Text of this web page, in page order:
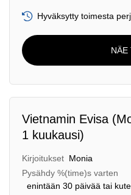
Hyväksytty toimesta
NÄE
Vietnamin Evisa
1 kuukausi)
Kirjoitukset Monia
Pysähdy %(time)s varten
enintään 30 päivää tai